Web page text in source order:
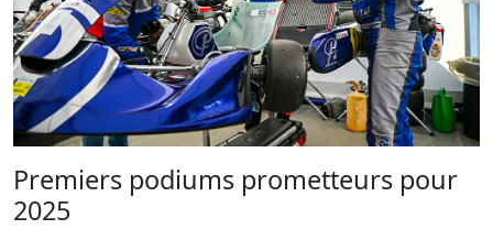
Premiers podiums prometteurs pour
2025